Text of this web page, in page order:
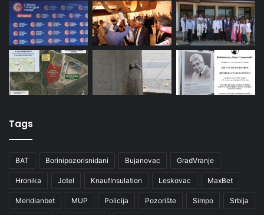
Tags
BAT Borinipozorisnidani Bujanovac GradVranje
Hronika Jotel KnaufInsulation Leskovac MaxBet
Meridianbet MUP Policija Pozorište Simpo Srbija